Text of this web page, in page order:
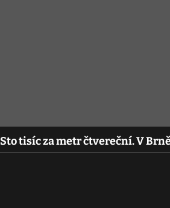
Sto tisíc za metr čtvereční. V